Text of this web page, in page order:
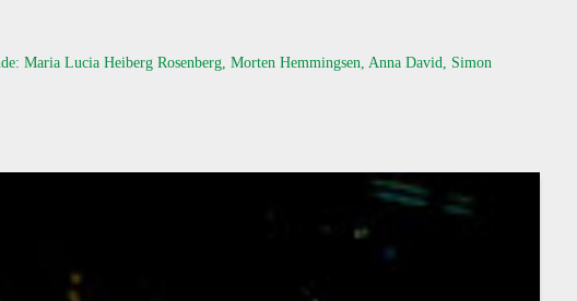
Lucia Heiberg Rosenberg, Morten Hemmingsen, Anna David, Simon